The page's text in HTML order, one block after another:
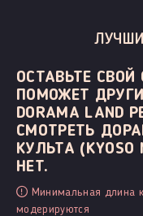
ОСТАВЬТЕ
ПОМОЖЕТ
DORAMA
СМОТРЕТЬ
КУЛЬТА (KYOSO
НЕТ.
Минимальная длина
модерируются